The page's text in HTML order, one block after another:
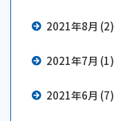
2021年8月 (2)
2021年7月 (1)
2021年6月 (7)